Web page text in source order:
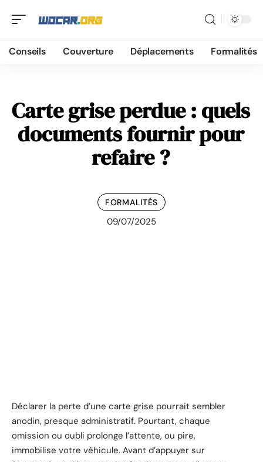
Conseils Couverture Déplacements Formalités
Carte grise perdue : quels
documents fournir pour
refaire ?
FORMALITÉS
09/07/2025
Déclarer la perte d’une carte grise pourrait sembler
anodin, presque administratif. Pourtant, chaque
omission ou oubli prolonge l’attente, ou pire,
immobilise votre véhicule. Avant d’appuyer sur